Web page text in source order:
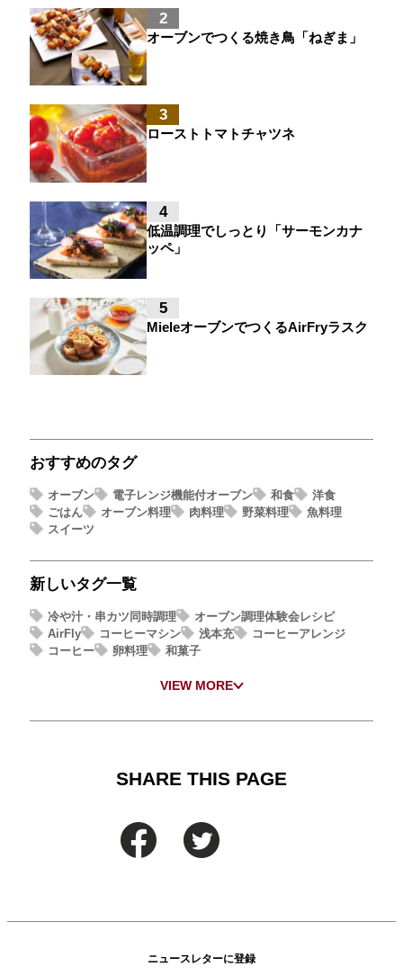
2
オーブンでつくる焼き鳥「ねぎま」
3
ローストトマトチャツネ
4
低温調理でしっとり「サーモンカナ
ッペ」
5
MieleオーブンでつくるAirFryラスク
おすすめのタグ
オーブン 電子レンジ機能付オーブン 和食
洋食
ごはん
オーブン料理 肉料理 野菜料理
魚料理
スイーツ
新しいタグ一覧
冷や汁・串カツ同時調理
オーブン調理体験会レシピ
AirFly
コーヒーマシン 浅本充
コーヒーアレンジ
コーヒー
卵料理 和菓子
VIEW MORE
SHARE THIS PAGE
ニュースレターに登録